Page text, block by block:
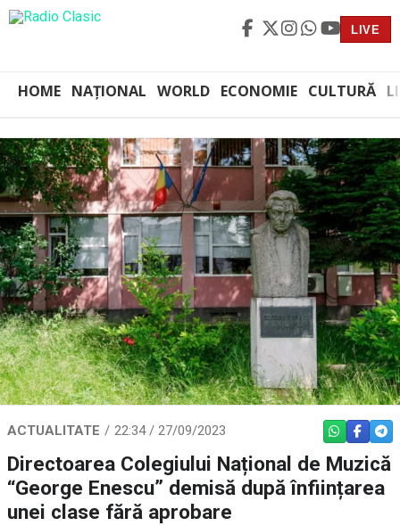
LIVE
HOME NAȚIONAL WORLD ECONOMIE CULTURĂ
ACTUALITATE 22:34 / 27/09/2023 WHATSAPP
Directoarea Colegiului Național de Muzică
“George Enescu” demisă după înființarea
unei clase fără aprobare